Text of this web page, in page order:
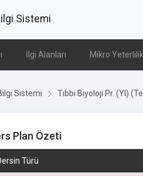
Sistemi
İlgi Alanları Mikro
Sistemi Tıbbi Biyoloji Pr. (Yl)
Plan Özeti
Türü